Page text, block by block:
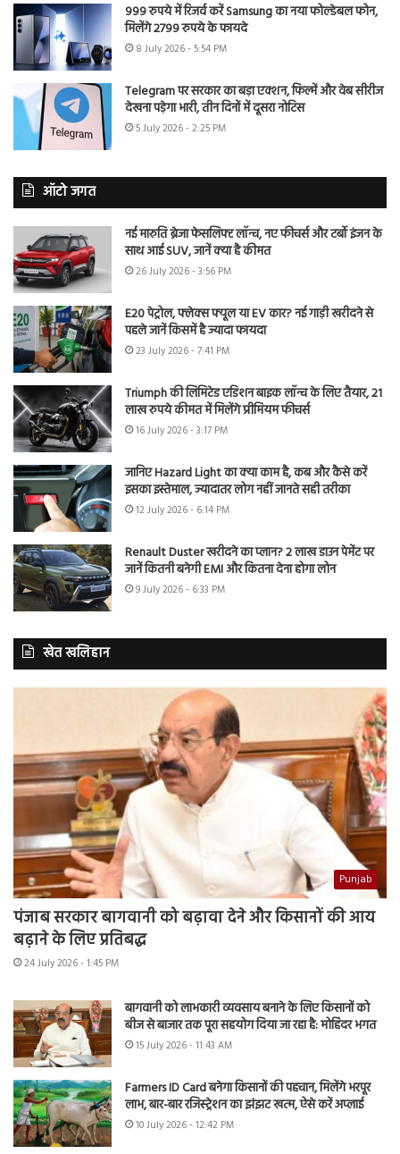
999 रुपये में रिजर्व करें Samsung का नया फोल्डेबल फोन,
मिलेंगे 2799 रुपये के फायदे
8 July 2026 - 5:54 PM
Telegram पर सरकार का बड़ा एक्शन, फिल्में और वेब सीरीज
देखना पड़ेगा भारी, तीन दिनों में दूसरा नोटिस
5 July 2026 - 2:25 PM
ऑटो जगत
नई मारुति ब्रेजा फेसलिफ्ट लॉन्च, नए फीचर्स और टर्बो इंजन के
साथ आई SUV, जानें क्या है कीमत
26 July 2026 - 3:56 PM
E20 पेट्रोल, फ्लेक्स फ्यूल या EV कार? नई गाड़ी खरीदने से
पहले जानें किसमें है ज्यादा फायदा
23 July 2026 - 7:41 PM
Triumph की लिमिटेड एडिशन बाइक लॉन्च के लिए तैयार, 21
लाख रुपये कीमत में मिलेंगे प्रीमियम फीचर्स
16 July 2026 - 3:17 PM
जानिए Hazard Light का क्या काम है, कब और कैसे करें
इसका इस्तेमाल, ज्यादातर लोग नहीं जानते सही तरीका
12 July 2026 - 6:14 PM
Renault Duster खरीदने का प्लान? 2 लाख डाउन पेमेंट पर
जानें कितनी बनेगी EMI और कितना देना होगा लोन
9 July 2026 - 6:33 PM
खेत खलिहान
Punjab
पंजाब सरकार बागवानी को बढ़ावा देने और किसानों की आय
बढ़ाने के लिए प्रतिबद्ध
24 July 2026 - 1:45 PM
बागवानी को लाभकारी व्यवसाय बनाने के लिए किसानों को
बीज से बाजार तक पूरा सहयोग दिया जा रहा है: मोहिंदर भगत
15 July 2026 - 11:43 AM
Farmers ID Card बनेगा किसानों की पहचान, मिलेंगे भरपूर
लाभ, बार-बार रजिस्ट्रेशन का झंझट खत्म, ऐसे करें अप्लाई
10 July 2026 - 12:42 PM